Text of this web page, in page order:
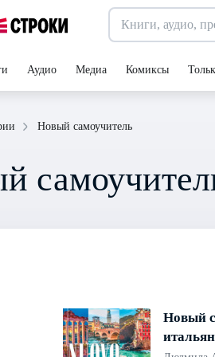
Аудио Медиа Комиксы
Новый самоучитель
Новый